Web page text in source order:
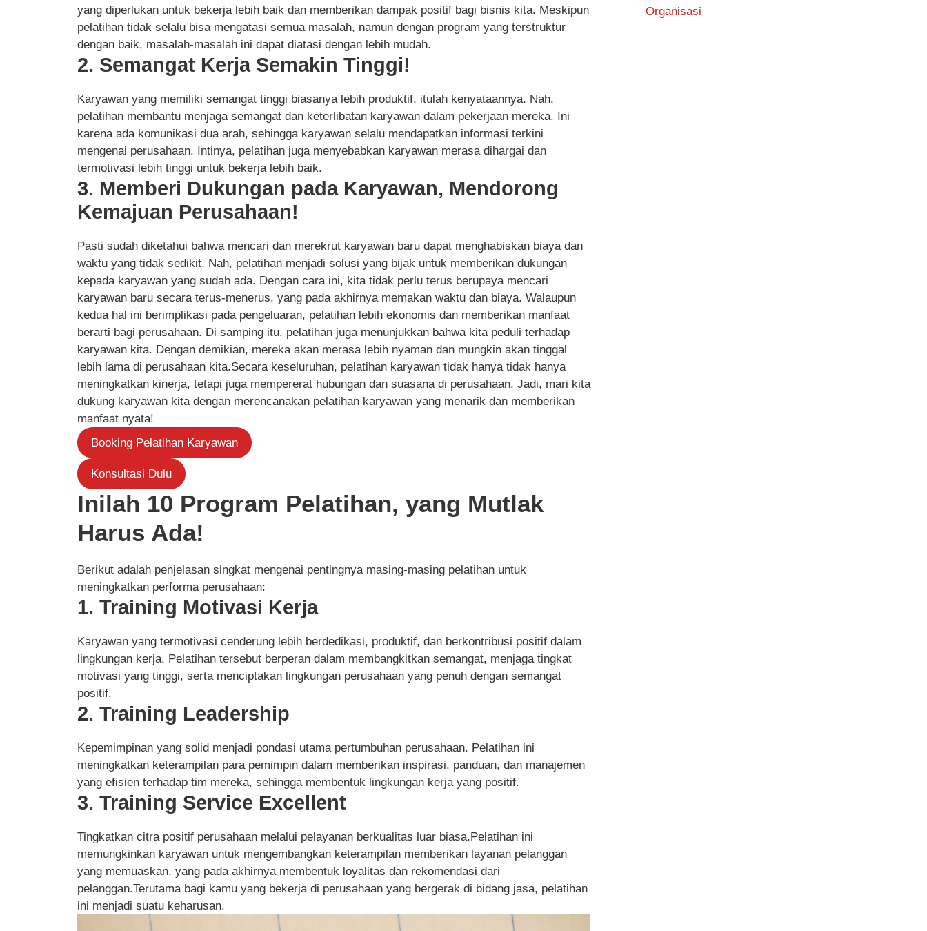
yang diperlukan untuk bekerja lebih baik dan memberikan dampak positif bagi bisnis kita. Meskipun
pelatihan tidak selalu bisa mengatasi semua masalah, namun dengan program yang terstruktur
dengan baik, masalah-masalah ini dapat diatasi dengan lebih mudah.
2. Semangat Kerja Semakin Tinggi!
Karyawan yang memiliki semangat tinggi biasanya lebih produktif, itulah kenyataannya. Nah,
pelatihan membantu menjaga semangat dan keterlibatan karyawan dalam pekerjaan mereka. Ini
karena ada komunikasi dua arah, sehingga karyawan selalu mendapatkan informasi terkini
mengenai perusahaan. Intinya, pelatihan juga menyebabkan karyawan merasa dihargai dan
termotivasi lebih tinggi untuk bekerja lebih baik.
3. Memberi Dukungan pada Karyawan, Mendorong
Kemajuan Perusahaan!
Pasti sudah diketahui bahwa mencari dan merekrut karyawan baru dapat menghabiskan biaya dan
waktu yang tidak sedikit. Nah, pelatihan menjadi solusi yang bijak untuk memberikan dukungan
kepada karyawan yang sudah ada. Dengan cara ini, kita tidak perlu terus berupaya mencari
karyawan baru secara terus-menerus, yang pada akhirnya memakan waktu dan biaya. Walaupun
kedua hal ini berimplikasi pada pengeluaran, pelatihan lebih ekonomis dan memberikan manfaat
berarti bagi perusahaan. Di samping itu, pelatihan juga menunjukkan bahwa kita peduli terhadap
karyawan kita. Dengan demikian, mereka akan merasa lebih nyaman dan mungkin akan tinggal
lebih lama di perusahaan kita.Secara keseluruhan, pelatihan karyawan tidak hanya tidak hanya
meningkatkan kinerja, tetapi juga mempererat hubungan dan suasana di perusahaan. Jadi, mari kita
dukung karyawan kita dengan merencanakan pelatihan karyawan yang menarik dan memberikan
manfaat nyata!
Booking Pelatihan Karyawan
Konsultasi Dulu
Inilah 10 Program Pelatihan, yang Mutlak
Harus Ada!
Berikut adalah penjelasan singkat mengenai pentingnya masing-masing pelatihan untuk
meningkatkan performa perusahaan:
1. Training Motivasi Kerja
Karyawan yang termotivasi cenderung lebih berdedikasi, produktif, dan berkontribusi positif dalam
lingkungan kerja. Pelatihan tersebut berperan dalam membangkitkan semangat, menjaga tingkat
motivasi yang tinggi, serta menciptakan lingkungan perusahaan yang penuh dengan semangat
positif.
2. Training Leadership
Kepemimpinan yang solid menjadi pondasi utama pertumbuhan perusahaan. Pelatihan ini
meningkatkan keterampilan para pemimpin dalam memberikan inspirasi, panduan, dan manajemen
yang efisien terhadap tim mereka, sehingga membentuk lingkungan kerja yang positif.
3. Training Service Excellent
Tingkatkan citra positif perusahaan melalui pelayanan berkualitas luar biasa.Pelatihan ini
memungkinkan karyawan untuk mengembangkan keterampilan memberikan layanan pelanggan
yang memuaskan, yang pada akhirnya membentuk loyalitas dan rekomendasi dari
pelanggan.Terutama bagi kamu yang bekerja di perusahaan yang bergerak di bidang jasa, pelatihan
ini menjadi suatu keharusan.
Organisasi